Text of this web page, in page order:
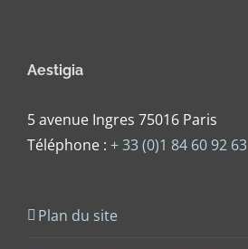
Aestigia
5 avenue Ingres 75016 Paris
Téléphone : + 33 (0)1 84 60 92 63
Plan du site